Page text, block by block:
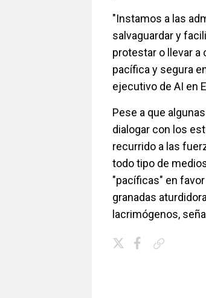
"Instamos a las
salvaguardar y
protestar o llevar a
pacífica y segura
ejecutivo de AI en
Pese a que
dialogar con los
recurrido a las
todo tipo de
"pacíficas" en
granadas
lacrimógenos,